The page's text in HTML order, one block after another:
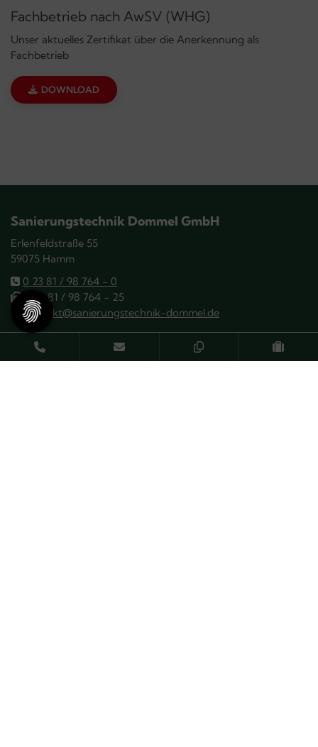
Fachbetrieb nach AwSV (WHG)
Unser aktuelles Zertifikat über die Anerkennung als
Fachbetrieb
DOWNLOAD
Sanierungstechnik Dommel GmbH
Erlenfeldstraße 55
59075 Hamm
0 23 81 / 98 764 - 0
0 23 81 / 98 764 - 25
kontakt@sanierungstechnik-dommel.de
SCHREIBEN SIE UNS